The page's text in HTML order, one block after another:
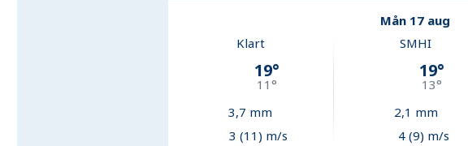
Mån 17 aug
Klart
19°
11 °
3,7 mm
3 (11) m/s
SMHI
19°
13°
2,1 mm
4 (9) m/s